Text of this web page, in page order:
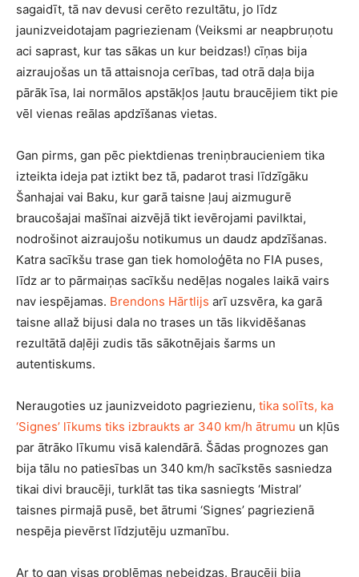
sagaidīt, tā nav devusi cerēto rezultātu, jo līdz
jaunizveidotajam pagriezienam (Veiksmi ar neapbruņotu
aci saprast, kur tas sākas un kur beidzas!) cīņas bija
aizraujošas un tā attaisnoja cerības, tad otrā daļa bija
pārāk īsa, lai normālos apstākļos ļautu braucējiem tikt pie
vēl vienas reālas apdzīšanas vietas.
Gan pirms, gan pēc piektdienas treniņbraucieniem tika
izteikta ideja pat iztikt bez tā, padarot trasi līdzīgāku
Šanhajai vai Baku, kur garā taisne ļauj aizmugurē
braucošajai mašīnai aizvējā tikt ievērojami pavilktai,
nodrošinot aizraujošu notikumus un daudz apdzīšanas.
Katra sacīkšu trase gan tiek homoloģēta no FIA puses,
līdz ar to pārmaiņas sacīkšu nedēļas nogales laikā vairs
nav iespējamas. Brendons Hārtlijs arī uzsvēra, ka garā
taisne allaž bijusi dala no trases un tās likvidēšanas
rezultātā daļēji zudis tās sākotnējais šarms un
autentiskums.
Neraugoties uz jaunizveidoto pagriezienu, tika solīts, ka
‘Signes’ līkums tiks izbraukts ar 340 km/h ātrumu un kļūs
par ātrāko līkumu visā kalendārā. Šādas prognozes gan
bija tālu no patiesības un 340 km/h sacīkstēs sasniedza
tikai divi braucēji, turklāt tas tika sasniegts ‘Mistral’
taisnes pirmajā pusē, bet ātrumi ‘Signes’ pagriezienā
nespēja pievērst līdzjutēju uzmanību.
Ar to gan visas problēmas nebeidzas. Braucēji bija